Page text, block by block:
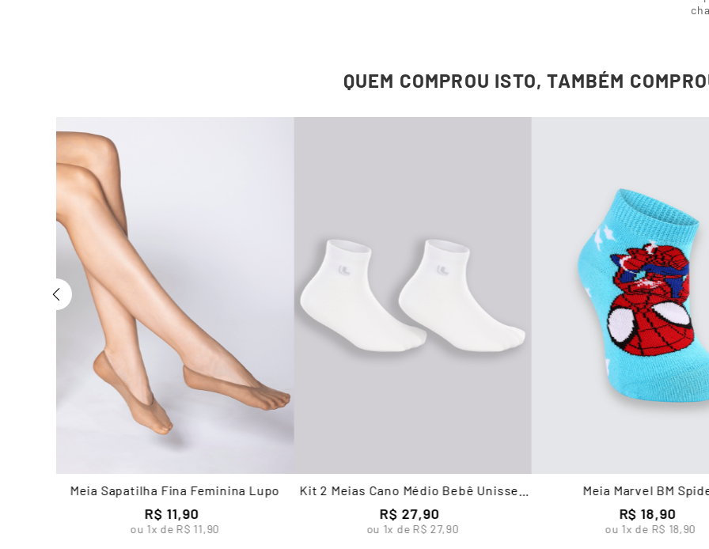
QUEM COMPROU ISTO, TAMBÉM
Meia Sapatilha Fina Feminina Lupo
R$ 11,90
ou 1x de R$ 11,90
Kit 2 Meias Cano Médio Bebê Unissex
Lupo
R$ 27,90
ou 1x de R$ 27,90
Meia Marvel BM
R$ 18,90
ou 1x de R$ 18,90